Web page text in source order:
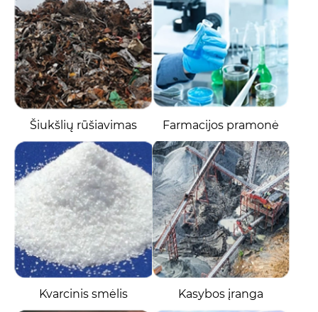
Šiukšlių rūšiavimas Farmacijos pramonė
Kvarcinis smėlis Kasybos įranga